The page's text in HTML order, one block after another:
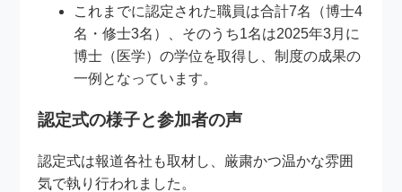
これまでに認定された職員は合計7名（博士4
名・修士3名）、そのうち1名は2025年3月に
博士（医学）の学位を取得し、制度の成果の
一例となっています。
認定式の様子と参加者の声
認定式は報道各社も取材し、厳粛かつ温かな雰囲
気で執り行われました。